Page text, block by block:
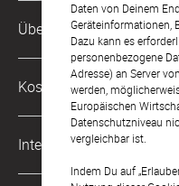
Daten von Deinem
Geräteinformationen,
Dazu kann es
personenbezogene
Adresse) an Server
werden,
Europäischen
Datenschutzniveau
vergleichbar ist.
Indem Du auf
Kundenservice-Hotline
0221 956 725 10
Mo. - Fr. von 9 bis 17
Über Uns
Philosophie
Karriere
Impressum
AGB & Widerrufsrecht
Kostenlose Services
Musterkarten
Digitale Fotoalben
International